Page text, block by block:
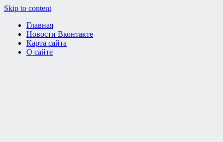
Skip to content
Главная
Новости Вконтакте
Карта сайта
О сайте